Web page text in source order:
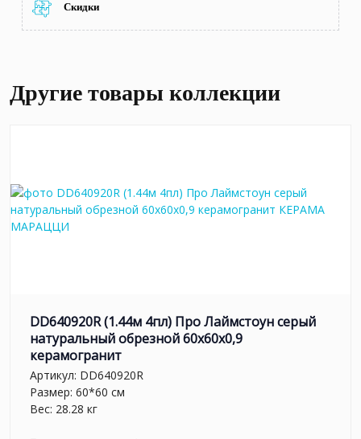
Скидки
Другие товары коллекции
DD640920R (1.44м 4пл) Про Лаймстоун серый
натуральный обрезной 60x60x0,9
керамогранит
Артикул: DD640920R
Размер: 60*60 см
Вес: 28.28 кг